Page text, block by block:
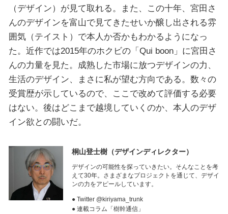
（デザイン）が見て取れる。また、この十年、宮田さ
んのデザインを富山で見てきたせいか醸し出される雰
囲気（テイスト）で本人か否かもわかるようになっ
た。近作では2015年のホクビの「Qui boon」に宮田さ
んの力量を見た。成熟した市場に放つデザインの力、
生活のデザイン、まさに私が望む方向である。数々の
受賞歴が示しているので、ここで改めて評価する必要
はない。後はどこまで越境していくのか、本人のデザ
イン欲との闘いだ。
桐山登士樹（デザインディレクター）
デザインの可能性を探っていきたい。そんなことを考
えて30年。さまざまなプロジェクトを通じて、デザイ
ンの力をアピールしています。
● Twitter @kiriyama_trunk
● 連載コラム「樹幹通信」